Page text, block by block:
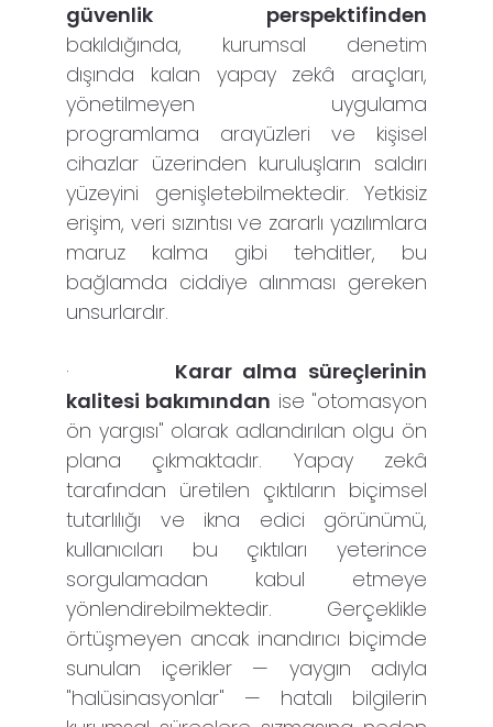
güvenlik perspektifinden
bakıldığında, kurumsal denetim
dışında kalan yapay zekâ araçları,
yönetilmeyen uygulama
programlama arayüzleri ve kişisel
cihazlar üzerinden kuruluşların saldırı
yüzeyini genişletebilmektedir. Yetkisiz
erişim, veri sızıntısı ve zararlı yazılımlara
maruz kalma gibi tehditler, bu
bağlamda ciddiye alınması gereken
unsurlardır.
· Karar alma süreçlerinin
kalitesi bakımından ise "otomasyon
ön yargısı" olarak adlandırılan olgu ön
plana çıkmaktadır. Yapay zekâ
tarafından üretilen çıktıların biçimsel
tutarlılığı ve ikna edici görünümü,
kullanıcıları bu çıktıları yeterince
sorgulamadan kabul etmeye
yönlendirebilmektedir. Gerçeklikle
örtüşmeyen ancak inandırıcı biçimde
sunulan içerikler — yaygın adıyla
"halüsinasyonlar" — hatalı bilgilerin